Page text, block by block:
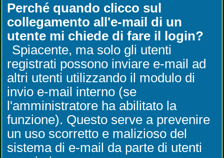
Perché quando clicco sul
collegamento all'e-mail di un
utente mi chiede di fare il login?
Spiacente, ma solo gli utenti
registrati possono inviare e-mail ad
altri utenti utilizzando il modulo di
invio e-mail interno (se
l'amministratore ha abilitato la
funzione). Questo serve a prevenire
un uso scorretto e malizioso del
sistema di e-mail da parte di utenti